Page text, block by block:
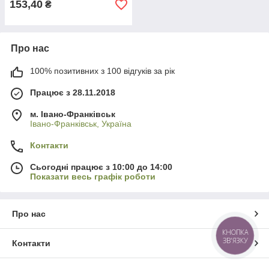
153,40 ₴
Про нас
100% позитивних з 100 відгуків за рік
Працює з 28.11.2018
м. Івано-Франківськ
Івано-Франківськ, Україна
Контакти
Сьогодні працює з 10:00 до 14:00
Показати весь графік роботи
Про нас
Контакти
КНОПКА
ЗВ'ЯЗКУ